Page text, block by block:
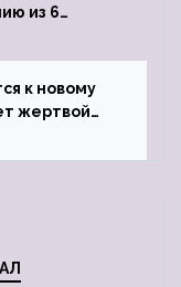
из 6
к новому
жертвой